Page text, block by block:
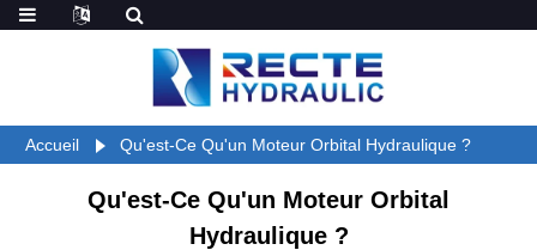
Accueil Qu'est-Ce Qu'un Moteur Orbital Hydraulique ?
Qu'est-Ce Qu'un Moteur Orbital
Hydraulique ?